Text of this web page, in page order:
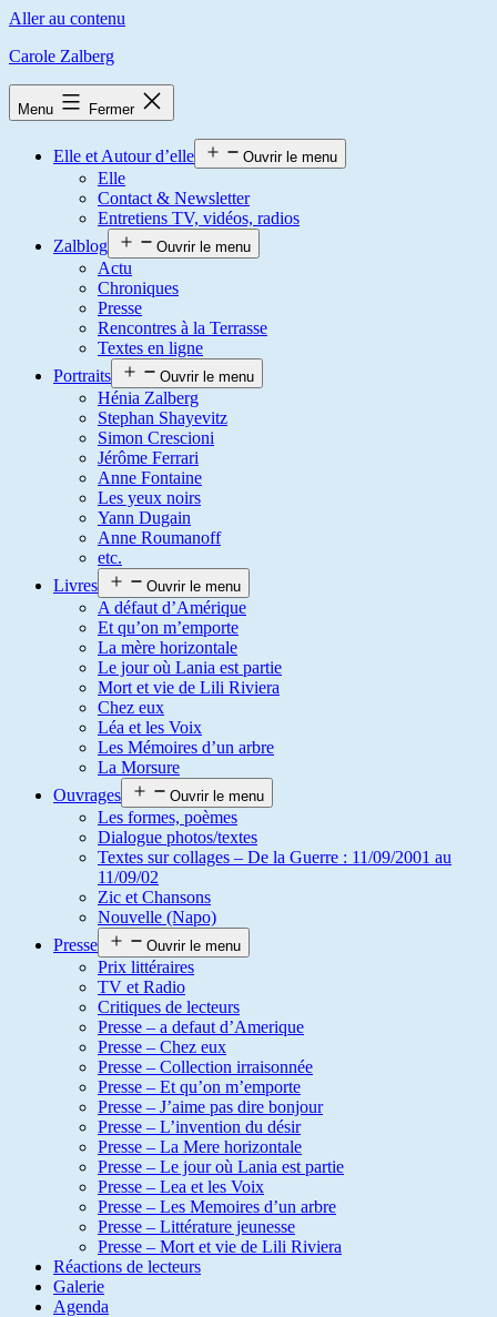
Aller au contenu
Carole Zalberg
Menu Fermer
Elle et Autour d’elle Ouvrir le menu
Elle
Contact & Newsletter
Entretiens TV, vidéos, radios
Zalblog
Ouvrir le menu
Actu
Chroniques
Presse
Rencontres à la Terrasse
Textes en ligne
Portraits
Ouvrir le menu
Hénia Zalberg
Stephan Shayevitz
Simon Crescioni
Jérôme Ferrari
Anne Fontaine
Les yeux noirs
Yann Dugain
Anne Roumanoff
etc.
Livres
Ouvrir le menu
A défaut d’Amérique
Et qu’on m’emporte
La mère horizontale
Le jour où Lania est partie
Mort et vie de Lili Riviera
Chez eux
Léa et les Voix
Les Mémoires d’un arbre
La Morsure
Ouvrages
Ouvrir le menu
Les formes, poèmes
Dialogue photos/textes
Textes sur collages – De la Guerre : 11/09/2001 au
11/09/02
Zic et Chansons
Nouvelle (Napo)
Presse
Ouvrir le menu
Prix littéraires
TV et Radio
Critiques de lecteurs
Presse – a defaut d’Amerique
Presse – Chez eux
Presse – Collection irraisonnée
Presse – Et qu’on m’emporte
Presse – J’aime pas dire bonjour
Presse – L’invention du désir
Presse – La Mere horizontale
Presse – Le jour où Lania est partie
Presse – Lea et les Voix
Presse – Les Memoires d’un arbre
Presse – Littérature jeunesse
Presse – Mort et vie de Lili Riviera
Réactions de lecteurs
Galerie
Agenda